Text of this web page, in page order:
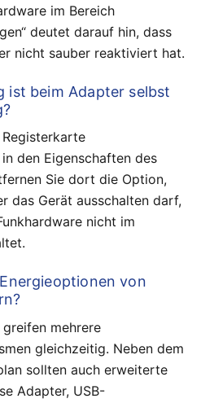
im Bereich
deutet darauf hin, dass
nicht sauber reaktiviert hat.
ist beim Adapter selbst
den Eigenschaften des
Sie dort die Option,
das Gerät ausschalten darf,
nicht im
von
mehrere
gleichzeitig. Neben dem
sollten auch erweiterte
Adapter, USB-